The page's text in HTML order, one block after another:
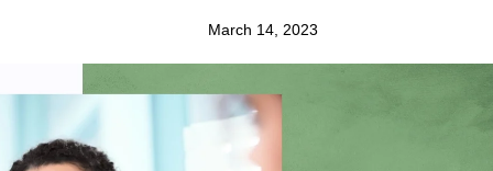
March 14, 2023